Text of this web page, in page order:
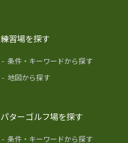
練習場を探す
- 条件・キーワードから探す
- 地図から探す
パターゴルフ場を探す
- 条件・キーワードから探す